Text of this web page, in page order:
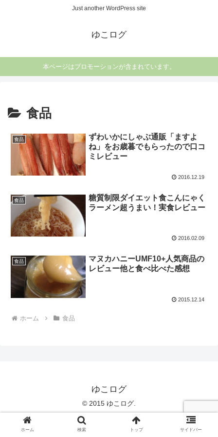
Just another WordPress site
ゆこログ
本ページはプロモーションが含まれています。
食品
食品
ずわいかにしゃぶ通販「ますよ
ね」をお歳暮でもらったので口コ
ミレビュー
2016.12.19
食品
糖質制限ダイエット食こんにゃく
ラーメン超うまい！実食レビュー
2016.02.09
食品
マヌカハニーUMF10+人気商品の
レビュー他と食べ比べた感想
2015.12.14
ホーム 食品
ゆこログ
© 2015 ゆこログ.
ホーム 検索 トップ サイドバー